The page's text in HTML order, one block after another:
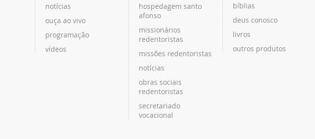
notícias
ouça ao vivo
programação
vídeos
hospedagem santo
afonso
missionários
redentoristas
missões redentoristas
notícias
obras sociais
redentoristas
secretariado
vocacional
bíblias
deus conosco
livros
outros produtos